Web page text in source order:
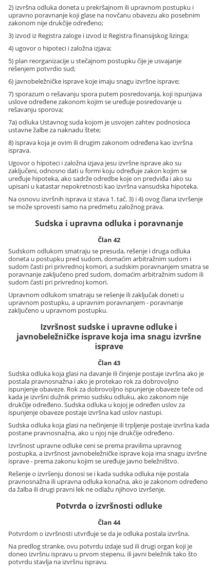
2) izvršna odluka doneta u prekršajnom ili upravnom postupku i
upravno poravnanje koji glase na novčanu obavezu ako posebnim
zakonom nije drukčije određeno;
3) izvod iz Registra zaloge i izvod iz Registra finansijskog lizinga;
4) ugovor o hipoteci i založna izjava;
5) plan reorganizacije u stečajnom postupku čije je usvajanje
rešenjem potvrdio sud;
6) javnobeležničke isprave koje imaju snagu izvršne isprave;
7) sporazum o rešavanju spora putem posredovanja, koji ispunjava
uslove određene zakonom kojim se uređuje posredovanje u
rešavanju sporova;
7a) odluka Ustavnog suda kojom je usvojen zahtev podnosioca
ustavne žalbe za naknadu štete;
8) isprava koja je ovim ili drugim zakonom određena kao izvršna
isprava.
Ugovor o hipoteci i založna izjava jesu izvršne isprave ako su
zaključeni, odnosno dati u formi koju određuje zakon kojim se
uređuje hipoteka, ako sadrže odredbe koje on predviđa i ako su
upisani u katastar nepokretnosti kao izvršna vansudska hipoteka.
Na osnovu izvršnih isprava iz stava 1. tač. 3) i 4) ovog člana izvršenje
se može sprovesti samo na predmetu založnog prava.
Sudska i upravna odluka i poravnanje
Član 42
Sudskom odlukom smatraju se presuda, rešenje i druga odluka
doneta u postupku pred sudom, domaćim arbitražnim sudom i
sudom časti pri privrednoj komori, a sudskim poravnanjem smatra se
poravnanje zaključeno pred sudom, domaćim arbitražnim sudom ili
sudom časti pri privrednoj komori.
Upravnom odlukom smatraju se rešenje ili zaključak doneti u
upravnom postupku, a upravnim poravnanjem - poravnanje
zaključeno u upravnom postupku.
Izvršnost sudske i upravne odluke i
javnobeležničke isprave koja ima snagu izvršne
isprave
Član 43
Sudska odluka koja glasi na davanje ili činjenje postaje izvršna ako je
postala pravnosnažna i ako je protekao rok za dobrovoljno
ispunjenje obaveze. Rok za dobrovoljno ispunjenje obaveze teče od
kada je izvršni dužnik primio sudsku odluku, ako zakonom nije
drukčije određeno. Sudska odluka u kojoj je određen uslov za
ispunjenje obaveze postaje izvršna kad uslov nastupi.
Sudska odluka koja glasi na nečinjenje ili trpljenje postaje izvršna kada
postane pravnosnažna, ako u njoj nije drukčije određeno.
Izvršnost upravne odluke ceni se prema pravilima upravnog
postupka, a izvršnost javnobeležničke isprave koja ima snagu izvršne
isprave - prema zakonu kojim se uređuje javno beležništvo.
Rešenje o izvršenju donosi se i kada sudska odluka nije postala
pravnosnažna ili upravna odluka konačna, ako je zakonom određeno
da žalba ili drugi pravni lek ne odlažu njihovo izvršenje.
Potvrda o izvršnosti odluke
Član 44
Potvrdom o izvršnosti utvrđuje se da je odluka postala izvršna.
Na predlog stranke, ovu potvrdu izdaje sud ili drugi organ koji je
doneo izvršnu ispravu u prvom stepenu, ili javni beležnik tako što
potvrdu stavlja na izvršnu ispravu.